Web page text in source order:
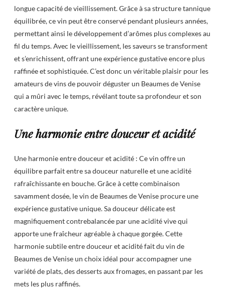
longue capacité de vieillissement. Grâce à sa structure tannique
équilibrée, ce vin peut être conservé pendant plusieurs années,
permettant ainsi le développement d’arômes plus complexes au
fil du temps. Avec le vieillissement, les saveurs se transforment
et s’enrichissent, offrant une expérience gustative encore plus
raffinée et sophistiquée. C’est donc un véritable plaisir pour les
amateurs de vins de pouvoir déguster un Beaumes de Venise
qui a mûri avec le temps, révélant toute sa profondeur et son
caractère unique.
Une harmonie entre douceur et acidité
Une harmonie entre douceur et acidité : Ce vin offre un
équilibre parfait entre sa douceur naturelle et une acidité
rafraîchissante en bouche. Grâce à cette combinaison
savamment dosée, le vin de Beaumes de Venise procure une
expérience gustative unique. Sa douceur délicate est
magnifiquement contrebalancée par une acidité vive qui
apporte une fraîcheur agréable à chaque gorgée. Cette
harmonie subtile entre douceur et acidité fait du vin de
Beaumes de Venise un choix idéal pour accompagner une
variété de plats, des desserts aux fromages, en passant par les
mets les plus raffinés.